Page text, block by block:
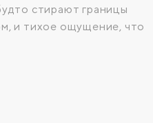
стирают границы
и тихое ощущение, что